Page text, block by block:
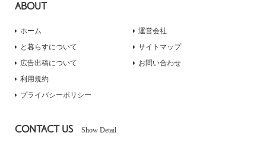
ABOUT
ホーム
と暮らすについて
広告出稿について
運営会社
サイトマップ
お問い合わせ
利用規約
プライバシーポリシー
CONTACT US Show Detail